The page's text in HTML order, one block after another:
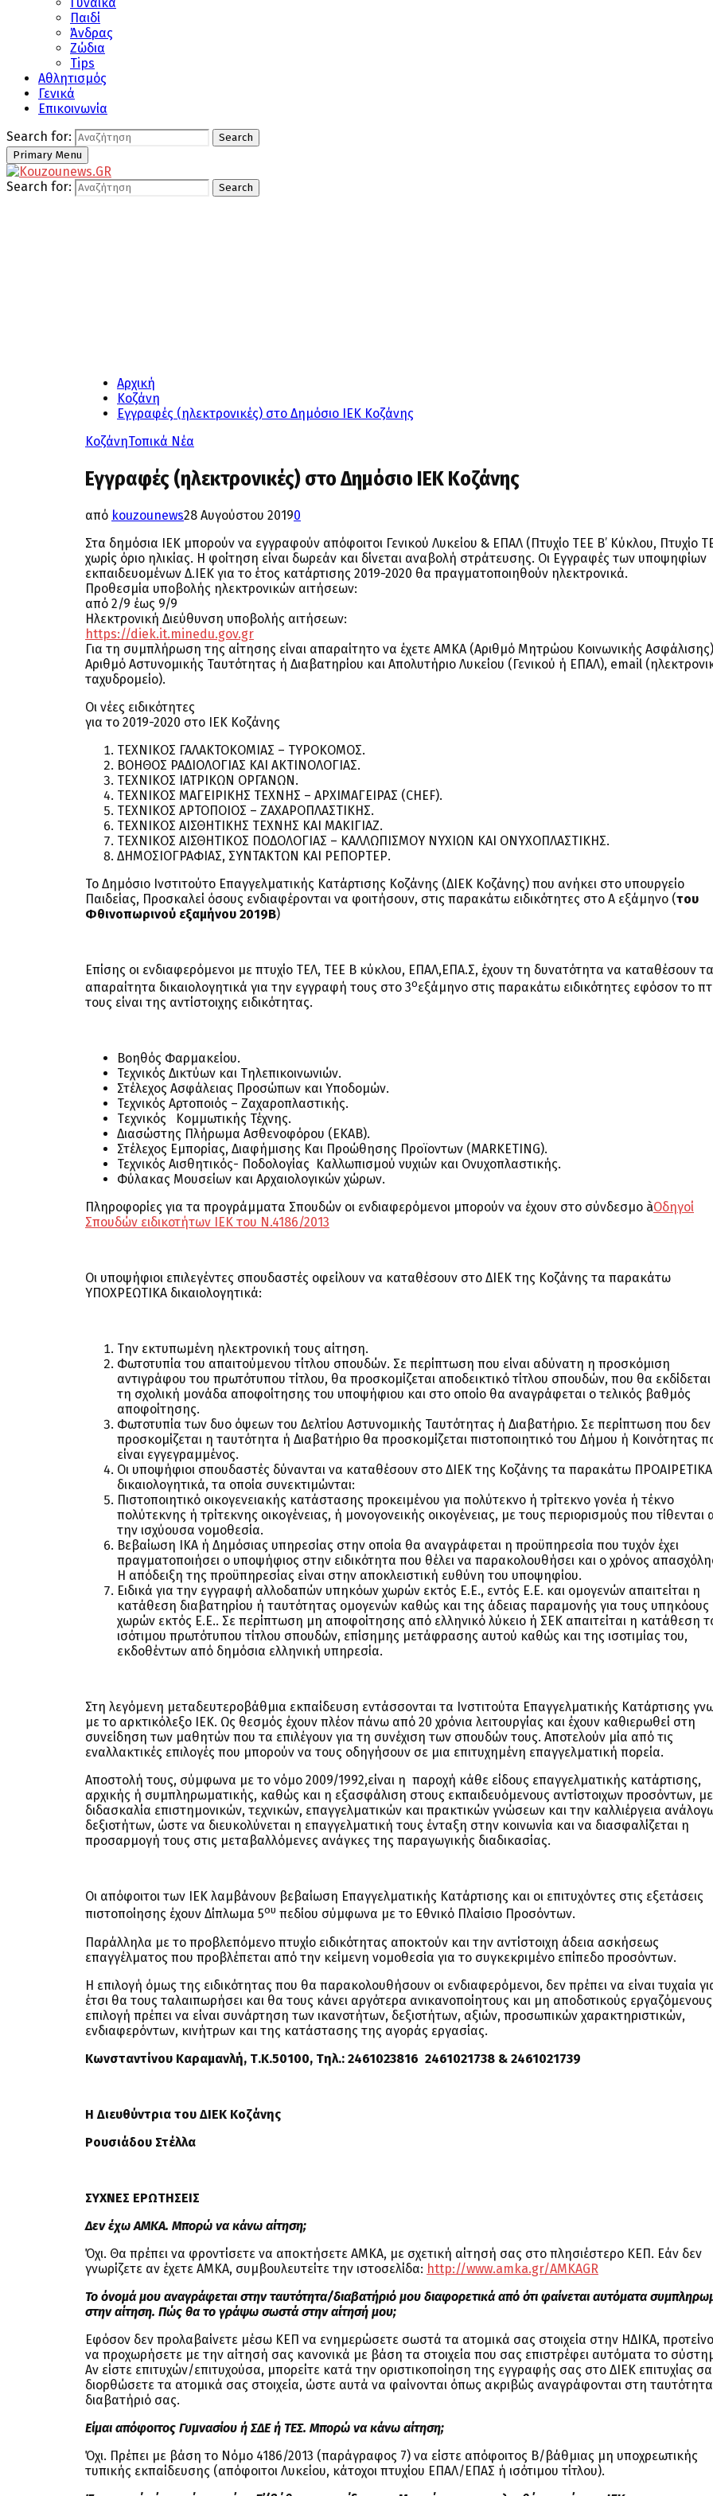
Παιδί
Άνδρας
Ζώδια
Tips
Αθλητισμός
Γενικά
Επικοινωνία
Search for:
Search
Primary Menu
Search for: Search
Αρχική
Κοζάνη
Εγγραφές (ηλεκτρονικές) στο Δημόσιο ΙΕΚ Κοζάνης
ΚοζάνηΤοπικά Νέα
Εγγραφές (ηλεκτρονικές) στο Δημόσιο ΙΕΚ Κοζάνης
από kouzounews28 Αυγούστου 20190
Στα δημόσια ΙΕΚ μπορούν να εγγραφούν απόφοιτοι Γενικού Λυκείου & ΕΠΑΛ (Πτυχίο ΤΕΕ Β’ Κύκλου, Πτυχίο
χωρίς όριο ηλικίας. Η φοίτηση είναι δωρεάν και δίνεται αναβολή στράτευσης. Οι Εγγραφές των υποψηφίων
εκπαιδευομένων Δ.ΙΕΚ για το έτος κατάρτισης 2019-2020 θα πραγματοποιηθούν ηλεκτρονικά.
Προθεσμία υποβολής ηλεκτρονικών αιτήσεων:
από 2/9 έως 9/9
Ηλεκτρονική Διεύθυνση υποβολής αιτήσεων:
https://diek.it.minedu.gov.gr
Για τη συμπλήρωση της αίτησης είναι απαραίτητο να έχετε ΑΜΚΑ (Αριθμό Μητρώου Κοινωνικής
Αριθμό Αστυνομικής Ταυτότητας ή Διαβατηρίου και Απολυτήριο Λυκείου (Γενικού ή ΕΠΑΛ), email
ταχυδρομείο).
Οι νέες ειδικότητες
για το 2019-2020 στο ΙΕΚ Κοζάνης
ΤΕΧΝΙΚΟΣ ΓΑΛΑΚΤΟΚΟΜΙΑΣ – ΤΥΡΟΚΟΜΟΣ.
ΒΟΗΘΟΣ ΡΑΔΙΟΛΟΓΙΑΣ ΚΑΙ ΑΚΤΙΝΟΛΟΓΙΑΣ.
ΤΕΧΝΙΚΟΣ ΙΑΤΡΙΚΩΝ ΟΡΓΑΝΩΝ.
ΤΕΧΝΙΚΟΣ ΜΑΓΕΙΡΙΚΗΣ ΤΕΧΝΗΣ – ΑΡΧΙΜΑΓΕΙΡΑΣ (CHEF).
ΤΕΧΝΙΚΟΣ ΑΡΤΟΠΟΙΟΣ – ΖΑΧΑΡΟΠΛΑΣΤΙΚΗΣ.
ΤΕΧΝΙΚΟΣ ΑΙΣΘΗΤΙΚΗΣ ΤΕΧΝΗΣ ΚΑΙ ΜΑΚΙΓΙΑΖ.
ΤΕΧΝΙΚΟΣ ΑΙΣΘΗΤΙΚΟΣ ΠΟΔΟΛΟΓΙΑΣ – ΚΑΛΛΩΠΙΣΜΟΥ ΝΥΧΙΩΝ ΚΑΙ ΟΝΥΧΟΠΛΑΣΤΙΚΗΣ.
ΔΗΜΟΣΙΟΓΡΑΦΙΑΣ, ΣΥΝΤΑΚΤΩΝ ΚΑΙ ΡΕΠΟΡΤΕΡ.
To Δημόσιο Ινστιτούτο Επαγγελματικής Κατάρτισης Κοζάνης (ΔIEK Κοζάνης) που ανήκει στο υπουργείο
Παιδείας, Προσκαλεί όσους ενδιαφέρονται να φοιτήσουν, στις παρακάτω ειδικότητες στο Α΄ εξάμηνο (του
Φθινοπωρινού εξαμήνου 2019Β)
Επίσης οι ενδιαφερόμενοι με πτυχίο ΤΕΛ, ΤΕΕ Β κύκλου, ΕΠΑΛ,ΕΠΑ.Σ, έχουν τη δυνατότητα να καταθέσουν τα
απαραίτητα δικαιολογητικά για την εγγραφή τους στο 3οεξάμηνο στις παρακάτω ειδικότητες εφόσον το
τους είναι της αντίστοιχης ειδικότητας.
Βοηθός Φαρμακείου.
Τεχνικός Δικτύων και Τηλεπικοινωνιών.
Στέλεχος Ασφάλειας Προσώπων και Υποδομών.
Τεχνικός Αρτοποιός – Ζαχαροπλαστικής.
Tεχνικός Κομμωτικής Τέχνης.
Διασώστης Πλήρωμα Ασθενοφόρου (ΕΚΑΒ).
Στέλεχος Εμπορίας, Διαφήμισης Και Προώθησης Προϊοντων (MARKETING).
Τεχνικός Αισθητικός- Ποδολογίας Καλλωπισμού νυχιών και Ονυχοπλαστικής.
Φύλακας Μουσείων και Αρχαιολογικών χώρων.
Πληροφορίες για τα προγράμματα Σπουδών οι ενδιαφερόμενοι μπορούν να έχουν στο σύνδεσμο àΟδηγοί
Σπουδών ειδικοτήτων ΙΕΚ του Ν.4186/2013
Οι υποψήφιοι επιλεγέντες σπουδαστές οφείλουν να καταθέσουν στο ΔΙΕΚ της Κοζάνης τα παρακάτω
ΥΠΟΧΡΕΩΤΙΚΑ δικαιολογητικά:
Την εκτυπωμένη ηλεκτρονική τους αίτηση.
Φωτοτυπία του απαιτούμενου τίτλου σπουδών. Σε περίπτωση που είναι αδύνατη η προσκόμιση
αντιγράφου του πρωτότυπου τίτλου, θα προσκομίζεται αποδεικτικό τίτλου σπουδών, που θα
τη σχολική μονάδα αποφοίτησης του υποψήφιου και στο οποίο θα αναγράφεται ο τελικός βαθμός
αποφοίτησης.
Φωτοτυπία των δυο όψεων του Δελτίου Αστυνομικής Ταυτότητας ή Διαβατήριο. Σε περίπτωση που δεν
προσκομίζεται η ταυτότητα ή Διαβατήριο θα προσκομίζεται πιστοποιητικό του Δήμου ή Κοινότητας
είναι εγγεγραμμένος.
Οι υποψήφιοι σπουδαστές δύνανται να καταθέσουν στο ΔΙΕΚ της Κοζάνης τα παρακάτω ΠΡΟΑΙΡΕΤΙΚΑ
δικαιολογητικά, τα οποία συνεκτιμώνται:
Πιστοποιητικό οικογενειακής κατάστασης προκειμένου για πολύτεκνο ή τρίτεκνο γονέα ή τέκνο
πολύτεκνης ή τρίτεκνης οικογένειας, ή μονογονεικής οικογένειας, με τους περιορισμούς που τίθενται
την ισχύουσα νομοθεσία.
Βεβαίωση ΙΚΑ ή Δημόσιας υπηρεσίας στην οποία θα αναγράφεται η προϋπηρεσία που τυχόν έχει
πραγματοποιήσει ο υποψήφιος στην ειδικότητα που θέλει να παρακολουθήσει και ο χρόνος
Η απόδειξη της προϋπηρεσίας είναι στην αποκλειστική ευθύνη του υποψηφίου.
Ειδικά για την εγγραφή αλλοδαπών υπηκόων χωρών εκτός Ε.Ε., εντός Ε.Ε. και ομογενών απαιτείται η
κατάθεση διαβατηρίου ή ταυτότητας ομογενών καθώς και της άδειας παραμονής για τους υπηκόους
χωρών εκτός Ε.Ε.. Σε περίπτωση μη αποφοίτησης από ελληνικό λύκειο ή ΣΕΚ απαιτείται η κατάθεση
ισότιμου πρωτότυπου τίτλου σπουδών, επίσημης μετάφρασης αυτού καθώς και της ισοτιμίας του,
εκδοθέντων από δημόσια ελληνική υπηρεσία.
Στη λεγόμενη μεταδευτεροβάθμια εκπαίδευση εντάσσονται τα Ινστιτούτα Επαγγελματικής Κατάρτισης
με το αρκτικόλεξο ΙΕΚ. Ως θεσμός έχουν πλέον πάνω από 20 χρόνια λειτουργίας και έχουν καθιερωθεί στη
συνείδηση των μαθητών που τα επιλέγουν για τη συνέχιση των σπουδών τους. Αποτελούν μία από τις
εναλλακτικές επιλογές που μπορούν να τους οδηγήσουν σε μια επιτυχημένη επαγγελματική πορεία.
Αποστολή τους, σύμφωνα με το νόμο 2009/1992,είναι η παροχή κάθε είδους επαγγελματικής κατάρτισης,
αρχικής ή συμπληρωματικής, καθώς και η εξασφάλιση στους εκπαιδευόμενους αντίστοιχων προσόντων,
διδασκαλία επιστημονικών, τεχνικών, επαγγελματικών και πρακτικών γνώσεων και την καλλιέργεια
δεξιοτήτων, ώστε να διευκολύνεται η επαγγελματική τους ένταξη στην κοινωνία και να διασφαλίζεται η
προσαρμογή τους στις μεταβαλλόμενες ανάγκες της παραγωγικής διαδικασίας.
Οι απόφοιτοι των ΙΕΚ λαμβάνουν βεβαίωση Επαγγελματικής Κατάρτισης και οι επιτυχόντες στις εξετάσεις
πιστοποίησης έχουν Δίπλωμα 5ου πεδίου σύμφωνα με το Εθνικό Πλαίσιο Προσόντων.
Παράλληλα με το προβλεπόμενο πτυχίο ειδικότητας αποκτούν και την αντίστοιχη άδεια ασκήσεως
επαγγέλματος που προβλέπεται από την κείμενη νομοθεσία για το συγκεκριμένο επίπεδο προσόντων.
Η επιλογή όμως της ειδικότητας που θα παρακολουθήσουν οι ενδιαφερόμενοι, δεν πρέπει να είναι τυχαία
έτσι θα τους ταλαιπωρήσει και θα τους κάνει αργότερα ανικανοποίητους και μη αποδοτικούς
επιλογή πρέπει να είναι συνάρτηση των ικανοτήτων, δεξιοτήτων, αξιών, προσωπικών χαρακτηριστικών,
ενδιαφερόντων, κινήτρων και της κατάστασης της αγοράς εργασίας.
Κωνσταντίνου Καραμανλή, Τ.Κ.50100, Τηλ.: 2461023816 2461021738 & 2461021739
Η Διευθύντρια του ΔΙΕΚ Κοζάνης
Ρουσιάδου Στέλλα
ΣΥΧΝΕΣ ΕΡΩΤΗΣΕΙΣ
Δεν έχω ΑΜΚΑ. Μπορώ να κάνω αίτηση;
Όχι. Θα πρέπει να φροντίσετε να αποκτήσετε ΑΜΚΑ, με σχετική αίτησή σας στο πλησιέστερο ΚΕΠ. Εάν δεν
γνωρίζετε αν έχετε ΑΜΚΑ, συμβουλευτείτε την ιστοσελίδα: http://www.amka.gr/AMKAGR
Το όνομά μου αναγράφεται στην ταυτότητα/διαβατήριό μου διαφορετικά από ότι φαίνεται αυτόματα
στην αίτηση. Πώς θα το γράψω σωστά στην αίτησή μου;
Εφόσον δεν προλαβαίνετε μέσω ΚΕΠ να ενημερώσετε σωστά τα ατομικά σας στοιχεία στην ΗΔΙΚΑ,
να προχωρήσετε με την αίτησή σας κανονικά με βάση τα στοιχεία που σας επιστρέφει αυτόματα το
Αν είστε επιτυχών/επιτυχούσα, μπορείτε κατά την οριστικοποίηση της εγγραφής σας στο ΔΙΕΚ επιτυχίας
διορθώσετε τα ατομικά σας στοιχεία, ώστε αυτά να φαίνονται όπως ακριβώς αναγράφονται στη
διαβατήριό σας.
Είμαι απόφοιτος Γυμνασίου ή ΣΔΕ ή ΤΕΣ. Μπορώ να κάνω αίτηση;
Όχι. Πρέπει με βάση το Νόμο 4186/2013 (παράγραφος 7) να είστε απόφοιτος Β/βάθμιας μη υποχρεωτικής
τυπικής εκπαίδευσης (απόφοιτοι Λυκείου, κάτοχοι πτυχίου ΕΠΑΛ/ΕΠΑΣ ή ισότιμου τίτλου).